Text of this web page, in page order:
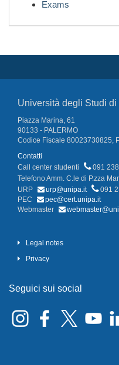
Exams
Università degli Studi di
Piazza Marina, 61
90133 - PALERMO
Codice Fiscale 80023730825,
Contatti
Call center studenti
091
Telefono Amm. C.le di P.zza
URP
urp@unipa.it
091
PEC
pec@cert.unipa.it
Webmaster
Legal notes
Privacy
Seguici sui social